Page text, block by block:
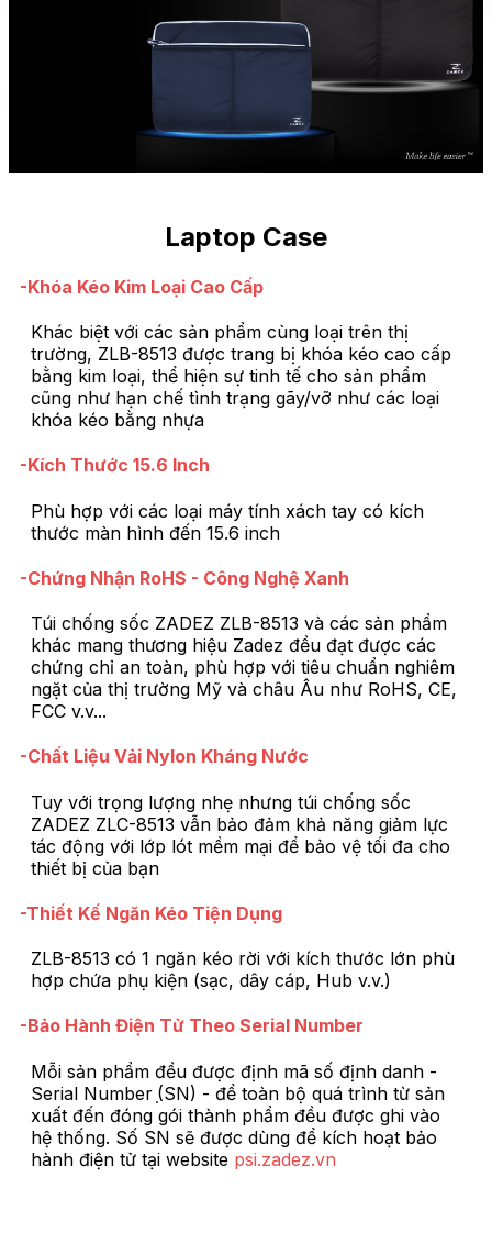
Laptop Case
-Khóa Kéo Kim Loại Cao Cấp
Khác biệt với các sản phẩm cùng loại trên thị
trường, ZLB-8513 được trang bị khóa kéo cao cấp
bằng kim loại, thể hiện sự tinh tế cho sản phẩm
cũng như hạn chế tình trạng gãy/vỡ như các loại
khóa kéo bằng nhựa
-Kích Thước 15.6 Inch
Phù hợp với các loại máy tính xách tay có kích
thước màn hình đến 15.6 inch
-Chứng Nhận RoHS - Công Nghệ Xanh
Túi chống sốc ZADEZ ZLB-8513 và các sản phẩm
khác mang thương hiệu Zadez đều đạt được các
chứng chỉ an toàn, phù hợp với tiêu chuẩn nghiêm
ngặt của thị trường Mỹ và châu Âu như RoHS, CE,
FCC v.v...
-Chất Liệu Vải Nylon Kháng Nước
Tuy với trọng lượng nhẹ nhưng túi chống sốc
ZADEZ ZLC-8513 vẫn bảo đảm khả năng giảm lực
tác động với lớp lót mềm mại để bảo vệ tối đa cho
thiết bị của bạn
-Thiết Kế Ngăn Kéo Tiện Dụng
ZLB-8513 có 1 ngăn kéo rời với kích thước lớn phù
hợp chứa phụ kiện (sạc, dây cáp, Hub v.v.)
-Bảo Hành Điện Tử Theo Serial Number
Mỗi sản phẩm đều được định mã số định danh -
Serial Number ̣(SN) - để toàn bộ quá trình từ sản
xuất đến đóng gói thành phẩm đều được ghi vào
hệ thống. Số SN sẽ được dùng để kích hoạt bảo
hành điện tử tại website psi.zadez.vn